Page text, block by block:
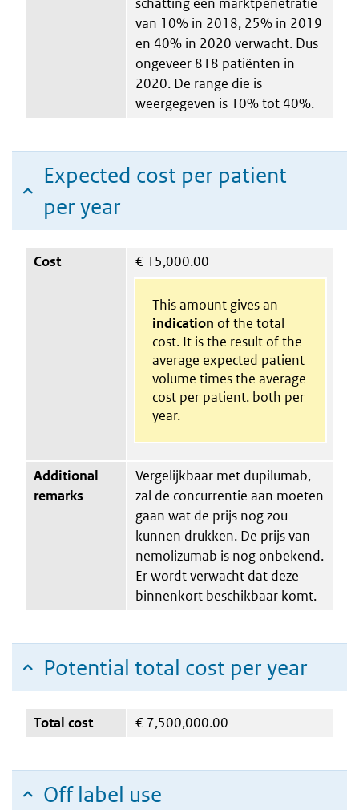
van 10% in 2018, 25% in 2019
en 40% in 2020 verwacht. Dus
ongeveer 818 patiënten in
2020. De range die is
weergegeven is 10% tot 40%.
Expected cost per patient
per year
Cost € 15,000.00
This amount gives an
indication of the total
cost. It is the result of the
average expected patient
volume times the average
cost per patient. both per
year.
Additional
remarks
Vergelijkbaar met dupilumab,
zal de concurrentie aan moeten
gaan wat de prijs nog zou
kunnen drukken. De prijs van
nemolizumab is nog onbekend.
Er wordt verwacht dat deze
binnenkort beschikbaar komt.
Potential total cost per year
Total cost € 7,500,000.00
Off label use